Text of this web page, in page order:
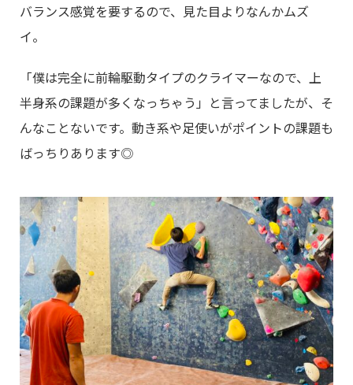
バランス感覚を要するので、見た目よりなんかムズ
イ。
「僕は完全に前輪駆動タイプのクライマーなので、上
半身系の課題が多くなっちゃう」と言ってましたが、そ
んなことないです。動き系や足使いがポイントの課題も
ばっちりあります◎